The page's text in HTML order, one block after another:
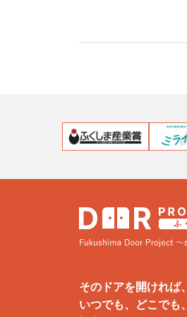
そのドアを開ければ、
いつでも、どこでも、